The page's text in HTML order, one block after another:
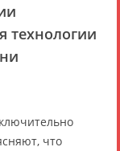
технологии
что